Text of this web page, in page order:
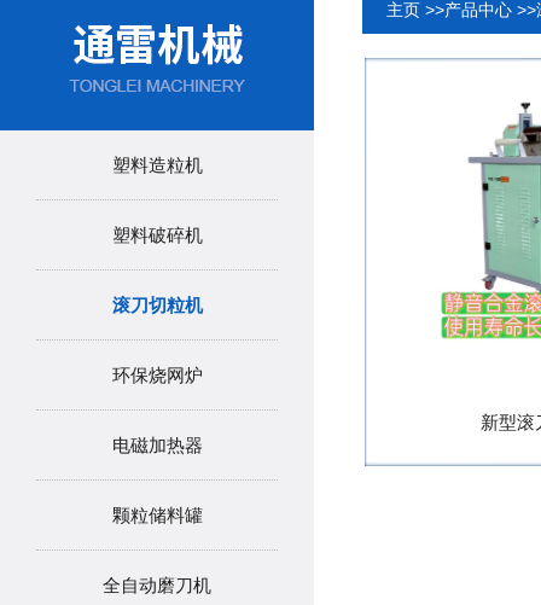
塑料造粒机
塑料破碎机
滚刀切粒机
环保烧网炉
电磁加热器
颗粒储料罐
全自动磨刀机
主页 >>产品中心 >>
新型滚